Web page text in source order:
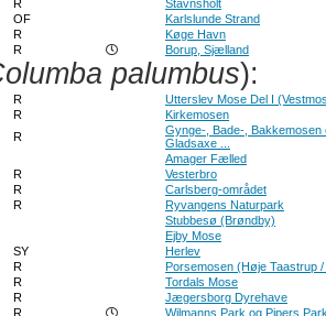
R
Stavnsholt
OF
Karlslunde Strand
R
Køge Havn
R Borup, Sjælland
palumbus):
R
Utterslev Mose Del I
R
Kirkemosen
R
Gynge-, Bade-, Bakkemosen
Gladsaxe ...
Amager Fælled
R
Vesterbro
R
Carlsberg-området
R
Ryvangens Naturpark
Stubbesø (Brøndby)
Ejby Mose
SY
Herlev
R
Porsemosen (Høje Taastrup /
R
Tordals Mose
R
Jægersborg Dyrehave
R
Wilmanns Park og Pipers